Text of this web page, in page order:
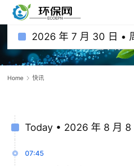
快讯
Home 快讯
Today • 2026 年 8 月 8
07:45
2026 年 7 月 30 日 •